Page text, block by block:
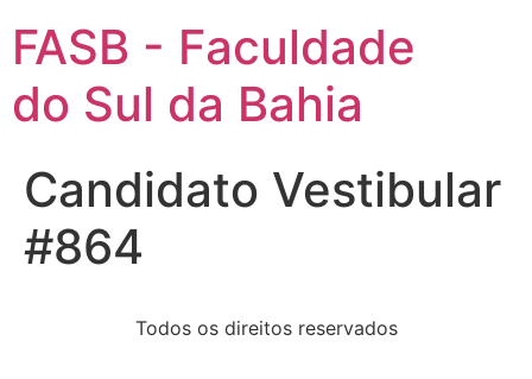
FASB - Faculdade
do Sul da Bahia
Candidato Vestibular
#864
Todos os direitos reservados